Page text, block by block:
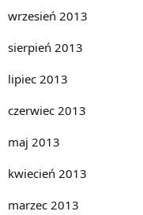
wrzesień 2013
sierpień 2013
lipiec 2013
czerwiec 2013
maj 2013
kwiecień 2013
marzec 2013